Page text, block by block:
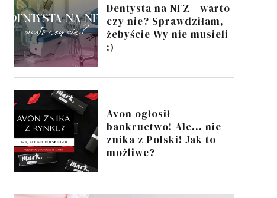
Dentysta na NFZ - warto
czy nie? Sprawdziłam,
żebyście Wy nie musieli
;)
Avon ogłosił
bankructwo! Ale... nie
znika z Polski! Jak to
możliwe?